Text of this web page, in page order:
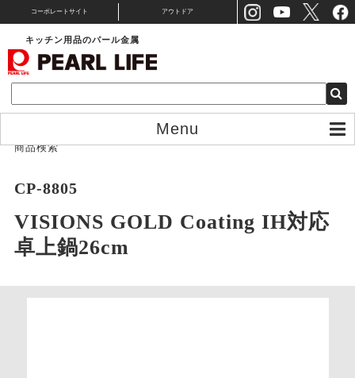
コーポレートサイト アウトドア
キッチン用品のパール金属
Menu
商品検索
CP-8805
VISIONS GOLD Coating IH対応
卓上鍋26cm